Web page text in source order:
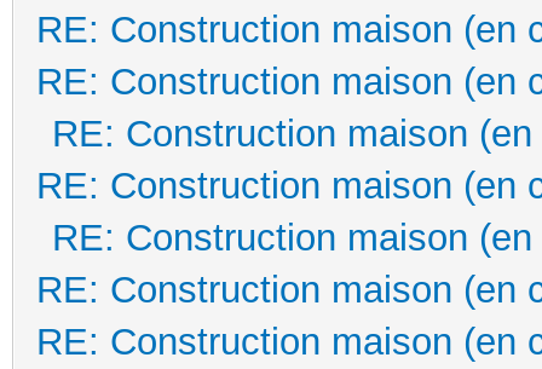
RE: Construction maison (en
RE: Construction maison (en
RE: Construction maison
RE: Construction maison (en
RE: Construction maison
RE: Construction maison (en
RE: Construction maison (en